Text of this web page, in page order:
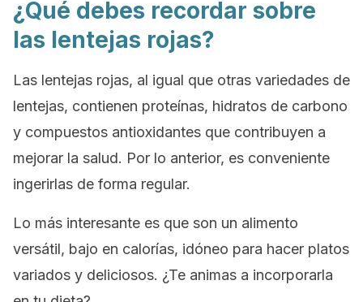
¿Qué debes recordar sobre
las lentejas rojas?
Las lentejas rojas, al igual que otras variedades de
lentejas, contienen proteínas, hidratos de carbono
y compuestos antioxidantes que contribuyen a
mejorar la salud. Por lo anterior, es conveniente
ingerirlas de forma regular.
Lo más interesante es que son un alimento
versátil, bajo en calorías, idóneo para hacer platos
variados y deliciosos. ¿Te animas a incorporarla